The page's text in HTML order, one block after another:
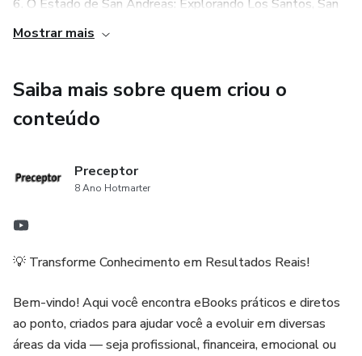
6. O Estado de San Andreas: Explorando Los Santos, San
Fierro e Las Venturas
(Direção, Tiro, RPG)
9. Arsenal da Rua: Armas e Equipamentos Essenciais
E muito mais...
Mostrar mais
Saiba mais sobre quem criou o
conteúdo
Preceptor
8 Ano Hotmarter
💡 Transforme Conhecimento em Resultados Reais!
Bem-vindo! Aqui você encontra eBooks práticos e diretos
ao ponto, criados para ajudar você a evoluir em diversas
áreas da vida — seja profissional, financeira, emocional ou